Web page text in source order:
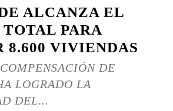
ALCANZA EL
PARA
8.600 VIVIENDAS
DE
LOGRADO LA
DEL...